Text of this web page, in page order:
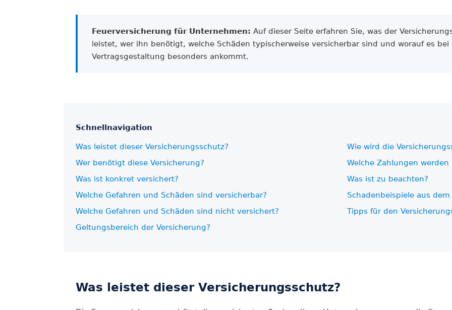
Feuer­versicherung für Unternehmen: Auf dieser Seite erfahren Sie, was der
leistet, wer ihn benötigt, welche Schäden typischerweise versicherbar sind und worauf es bei
Vertrags­gestaltung besonders ankommt.
Schnell­navigation
Was leistet dieser Versicherungs­schutz?
Wer benötigt diese Versicherung?
Was ist konkret versichert?
Welche Gefahren und Schäden sind versicherbar?
Welche Gefahren und Schäden sind nicht versichert?
Geltungsbereich der Versicherung?
Wie wird die
Welche Zahlungen
Was ist zu beachten?
Schadenbeispiele aus dem
Tipps für den
Was leistet dieser Versicherungs­schutz?